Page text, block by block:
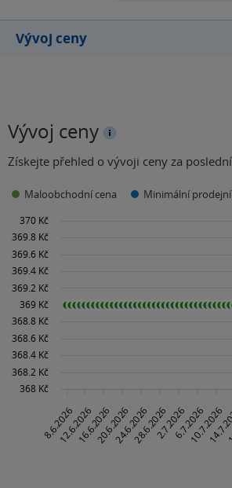
Vývoj ceny
Vývoj ceny
Získejte přehled o vývoji ceny za
Maloobchodní cena Minimální prodejní